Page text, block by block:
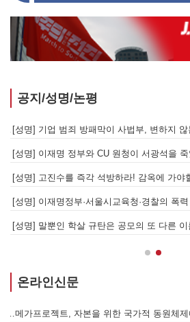
공지/성명/논평
온라인신문